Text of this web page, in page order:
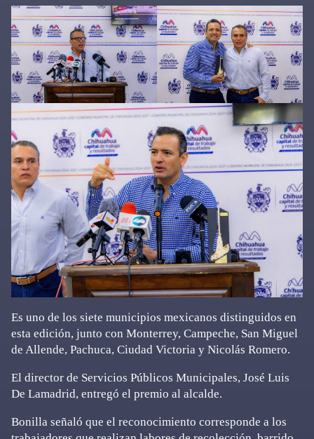
Es uno de los siete municipios mexicanos distinguidos en
esta edición, junto con Monterrey, Campeche, San Miguel
de Allende, Pachuca, Ciudad Victoria y Nicolás Romero.
El director de Servicios Públicos Municipales, José Luis
De Lamadrid, entregó el premio al alcalde.
Bonilla señaló que el reconocimiento corresponde a los